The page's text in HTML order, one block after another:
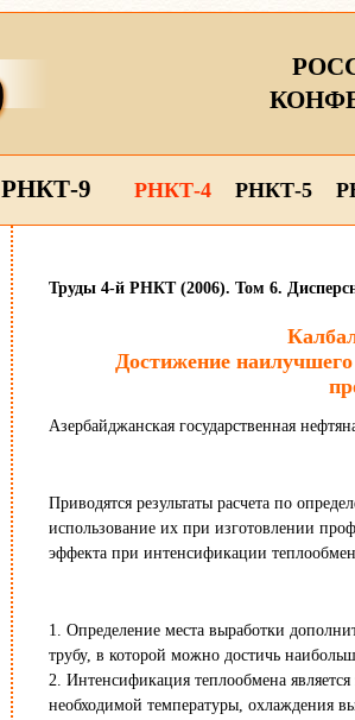
РНКТ-9 РНКТ-4 РНКТ-5
Труды 4-й РНКТ (2006). Том 6.
Достижение
Азербайджанская государственная
Приводятся результаты расчета по
использование их при изготовлении
эффекта при интенсификации
1. Определение места выработки
трубу, в которой можно достичь
2. Интенсификация теплообмена
необходимой температуры, охлаждения